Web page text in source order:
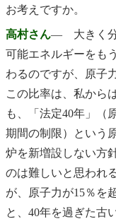
お考えですか。
高村さん― 大きく分
可能エネルギーをも
わるのですが、原子
この比率は、私から
も、「法定40年」（
期間の制限）という
炉を新増設しない方
のは難しいと思われ
が、原子力が15％を
と、40年を過ぎた古